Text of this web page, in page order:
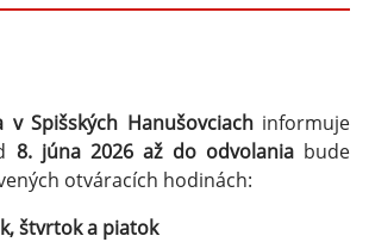
v Spišských Hanušovciachinformuje
8. júna 2026 až do odvolaniabude
otváracích hodinách:
štvrtok a piatok